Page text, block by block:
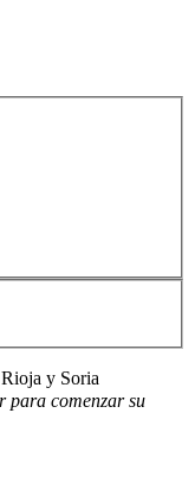
para comenzar su